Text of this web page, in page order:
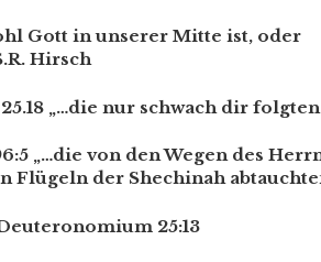
Gott in unserer Mitte ist, oder
Hirsch
„…die nur schwach dir
„…die von den Wegen des
Flügeln der Shechinah
25:13